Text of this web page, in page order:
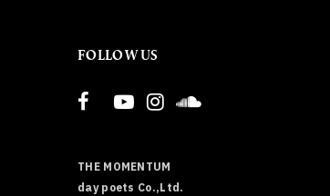
FOLLOW US
THE MOMENTUM
day poets Co.,Ltd.